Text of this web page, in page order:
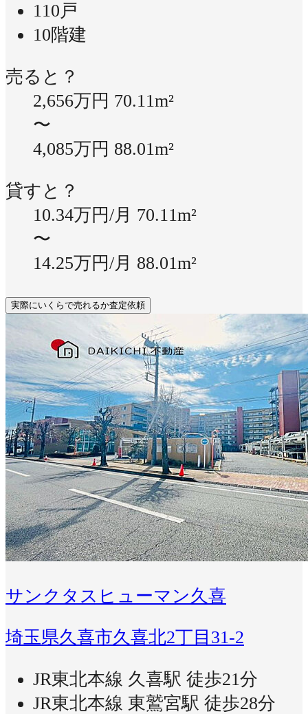
110戸
10階建
売ると？
2,656万円 70.11m²
〜
4,085万円 88.01m²
貸すと？
10.34万円/月 70.11m²
〜
14.25万円/月 88.01m²
実際にいくらで売れるか査定依頼
サンクタスヒューマン久喜
埼玉県久喜市久喜北2丁目31-2
JR東北本線 久喜駅 徒歩21分
JR東北本線 東鷲宮駅 徒歩28分